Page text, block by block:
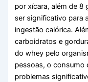
por xícara, além de 8
ser significativo para
ingestão calórica.
carboidratos e
do whey pelo
pessoas, o consumo
problemas